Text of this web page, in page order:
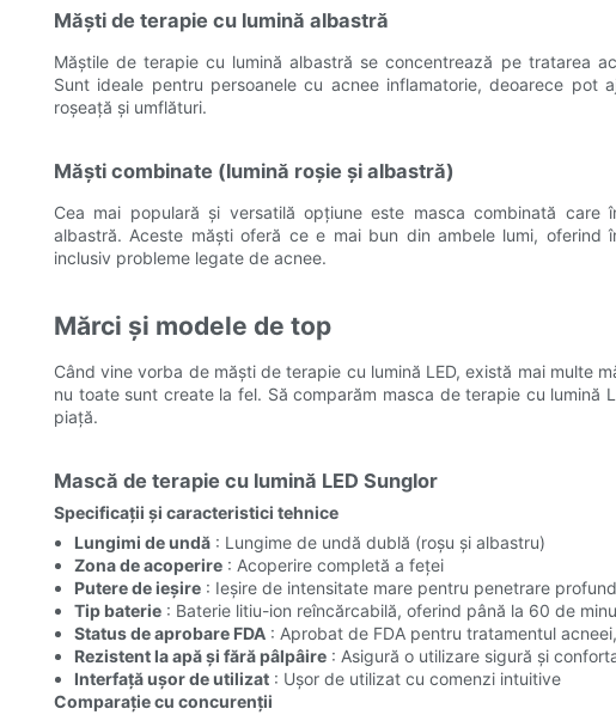
Măști de terapie cu lumină albastră
Măștile de terapie cu lumină albastră se concentrează pe tratarea
Sunt ideale pentru persoanele cu acnee inflamatorie, deoarece pot
roșeață și umflături.
Măști combinate (lumină roșie și albastră)
Cea mai populară și versatilă opțiune este masca combinată
albastră. Aceste măști oferă ce e mai bun din ambele lumi, oferind
inclusiv probleme legate de acnee.
Mărci și modele de top
Când vine vorba de măști de terapie cu lumină LED, există mai multe
nu toate sunt create la fel. Să comparăm masca de terapie cu lumină
piață.
Mască de terapie cu lumină LED Sunglor
Specificații și caracteristici tehnice
Lungimi de undă: Lungime de undă dublă (roșu și albastru)
Zona de acoperire: Acoperire completă a feței
Putere de ieșire: Ieșire de intensitate mare pentru penetrare
Tip baterie: Baterie litiu-ion reîncărcabilă, oferind până la 60 de
Status de aprobare FDA: Aprobat de FDA pentru tratamentul
Rezistent la apă și fără pâlpâire: Asigură o utilizare sigură și
Interfață ușor de utilizat: Ușor de utilizat cu comenzi intuitive
Comparație cu concurenții